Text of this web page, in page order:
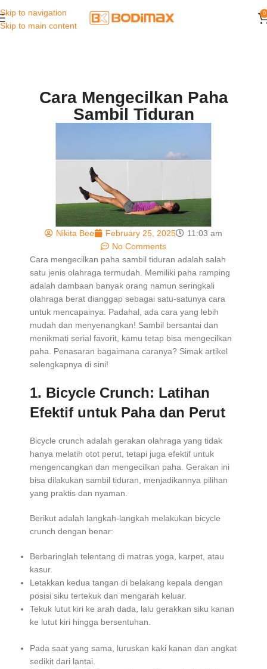
Skip to navigation
Skip to main content
0
Cara Mengecilkan Paha
Sambil Tiduran
Nikita Bee February 25, 2025
11:03 am
No Comments
Cara mengecilkan paha sambil tiduran adalah salah
satu jenis olahraga termudah. Memiliki paha ramping
adalah dambaan banyak orang namun seringkali
olahraga berat dianggap sebagai satu-satunya cara
untuk mencapainya. Padahal, ada cara yang lebih
mudah dan menyenangkan! Sambil bersantai dan
menikmati serial favorit, kamu tetap bisa mengecilkan
paha. Penasaran bagaimana caranya? Simak artikel
selengkapnya di sini!
1. Bicycle Crunch: Latihan
Efektif untuk Paha dan Perut
Bicycle crunch adalah gerakan olahraga yang tidak
hanya melatih otot perut, tetapi juga efektif untuk
mengencangkan dan mengecilkan paha. Gerakan ini
bisa dilakukan sambil tiduran, menjadikannya pilihan
yang praktis dan nyaman.
Berikut adalah langkah-langkah melakukan bicycle
crunch dengan benar:
Berbaringlah telentang di matras yoga, karpet, atau
kasur.
Letakkan kedua tangan di belakang kepala dengan
posisi siku tertekuk dan mengarah keluar.
Tekuk lutut kiri ke arah dada, lalu gerakkan siku kanan
ke lutut kiri hingga bersentuhan.
Pada saat yang sama, luruskan kaki kanan dan angkat
sedikit dari lantai.